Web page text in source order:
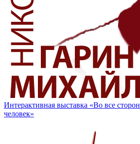
Интерактивная выставка «Во все
человек»